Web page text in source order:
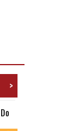
>
Do